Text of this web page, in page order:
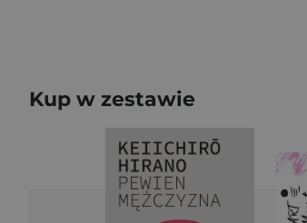
Kup w zestawie